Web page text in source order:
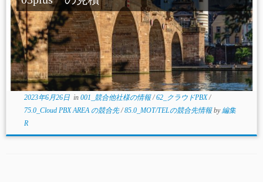
2023年6月26日in 001_競合他社様の情報/62_クラウドPBX/
75.0_Cloud PBX AREA の競合先/85.0_MOT/TELの競合先情報by編集
R